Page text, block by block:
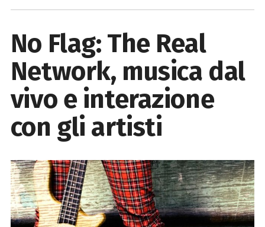
No Flag: The Real
Network, musica dal
vivo e interazione
con gli artisti